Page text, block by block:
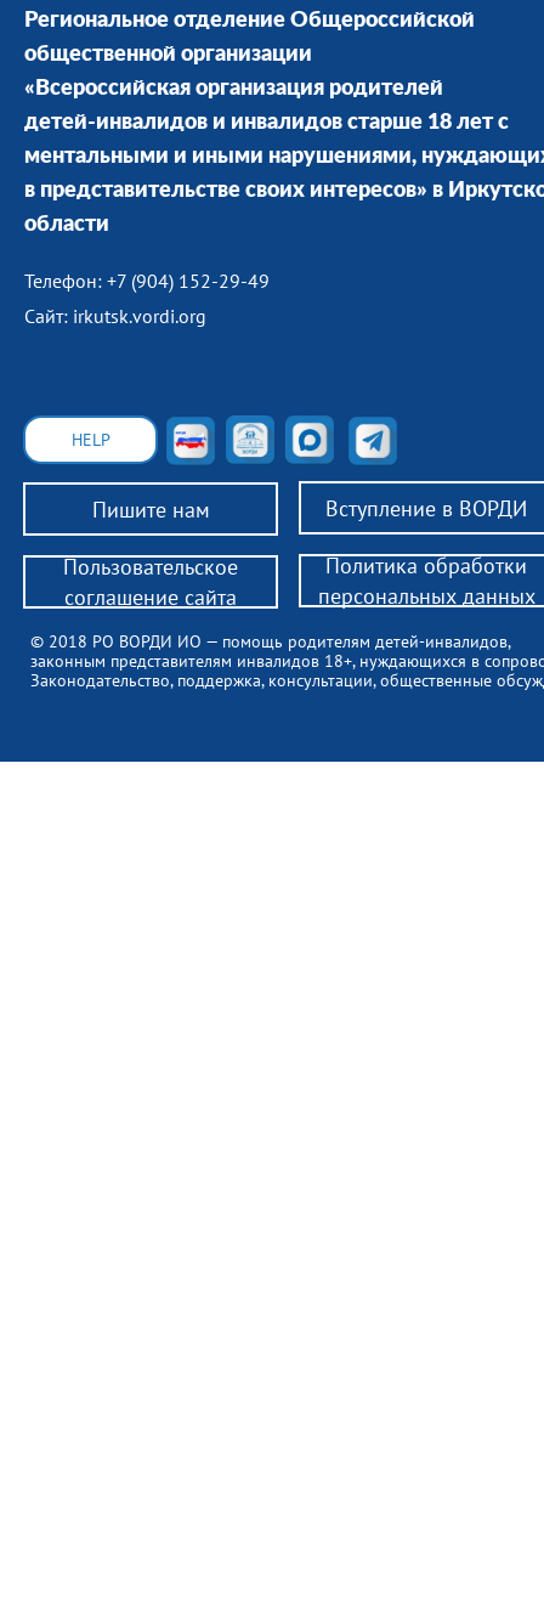
Региональное отделение Общероссийской
общественной организации
«Всероссийская организация родителей
детей-инвалидов и инвалидов старше 18 лет с
ментальными и иными нарушениями,
в представительстве своих интересов» в
области
Телефон: +7 (904) 152-29-49
Сайт: irkutsk.vordi.org
Пишите нам Вступление в ВОРДИ
© 2018 РО ВОРДИ ИО — помощь родителям детей-инвалидов,
законным представителям инвалидов 18+, нуждающихся в
Законодательство, поддержка, консультации, общественные
HELP
Пользовательское
соглашение сайта
Политика обработки
персональных данных